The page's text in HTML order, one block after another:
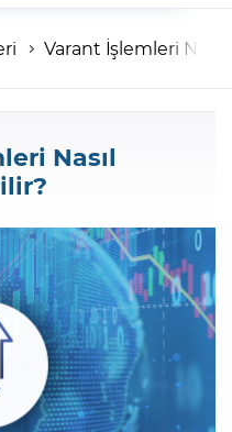
Varant İşlemleri
Nasıl